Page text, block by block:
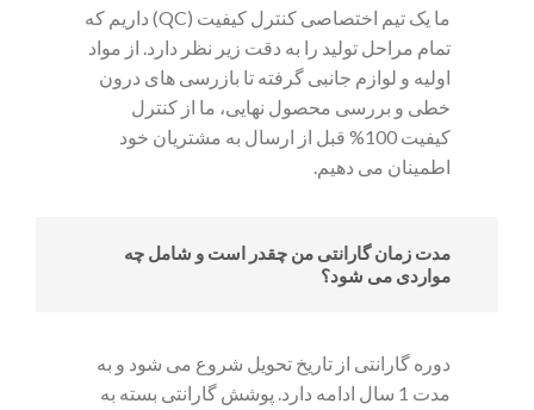
ما یک تیم اختصاصی کنترل کیفیت (QC) داریم که
تمام مراحل تولید را به دقت زیر نظر دارد. از مواد
اولیه و لوازم جانبی گرفته تا بازرسی های درون
خطی و بررسی محصول نهایی، ما از کنترل
کیفیت 100% قبل از ارسال به مشتریان خود
اطمینان می دهیم.
مدت زمان گارانتی من چقدر است و شامل چه
مواردی می شود؟
دوره گارانتی از تاریخ تحویل شروع می شود و به
مدت 1 سال ادامه دارد. پوشش گارانتی بسته به